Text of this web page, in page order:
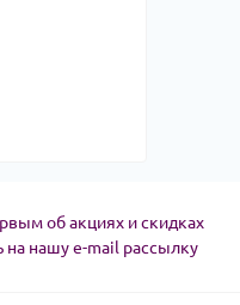
об акциях и скидках
на нашу e-mail рассылку